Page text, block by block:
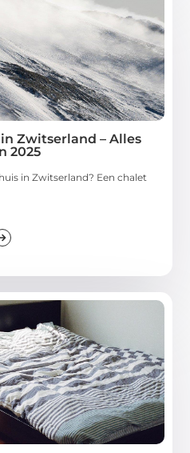
Zwitserland – Alles
2025
in Zwitserland? Een chalet